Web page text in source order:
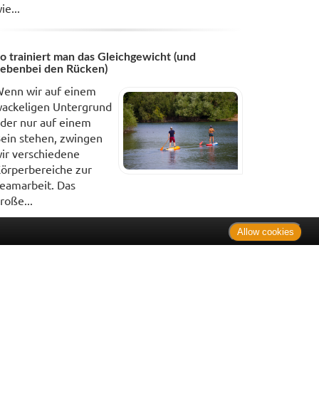
trainiert man das Gleichgewicht (und
den Rücken)
wir auf einem
Untergrund
nur auf einem
stehen, zwingen
verschiedene
zur
Das
Allow cookies